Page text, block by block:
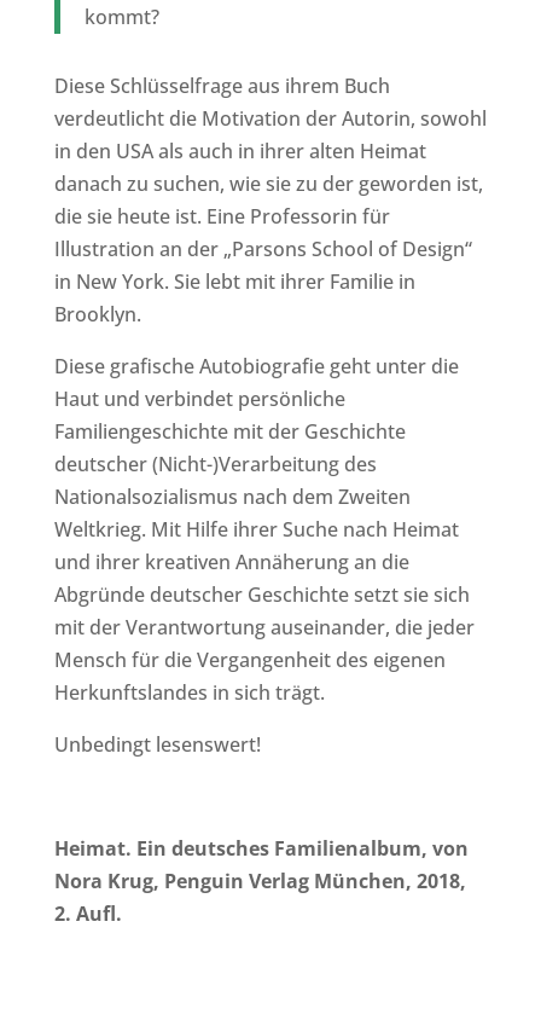
kommt?
Diese Schlüsselfrage aus ihrem Buch
verdeutlicht die Motivation der Autorin, sowohl
in den USA als auch in ihrer alten Heimat
danach zu suchen, wie sie zu der geworden ist,
die sie heute ist. Eine Professorin für
Illustration an der „Parsons School of Design“
in New York. Sie lebt mit ihrer Familie in
Brooklyn.
Diese grafische Autobiografie geht unter die
Haut und verbindet persönliche
Familiengeschichte mit der Geschichte
deutscher (Nicht-)Verarbeitung des
Nationalsozialismus nach dem Zweiten
Weltkrieg. Mit Hilfe ihrer Suche nach Heimat
und ihrer kreativen Annäherung an die
Abgründe deutscher Geschichte setzt sie sich
mit der Verantwortung auseinander, die jeder
Mensch für die Vergangenheit des eigenen
Herkunftslandes in sich trägt.
Unbedingt lesenswert!
Heimat. Ein deutsches Familienalbum, von
Nora Krug, Penguin Verlag München, 2018,
2. Aufl.